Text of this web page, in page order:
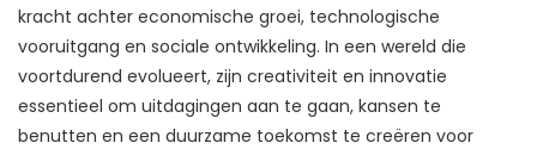
kracht achter economische groei, technologische
vooruitgang en sociale ontwikkeling. In een wereld die
voortdurend evolueert, zijn creativiteit en innovatie
essentieel om uitdagingen aan te gaan, kansen te
benutten en een duurzame toekomst te creëren voor